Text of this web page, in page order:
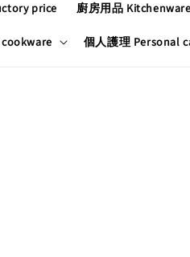
price 廚房用品 Kitchenware
個人護理 Personal